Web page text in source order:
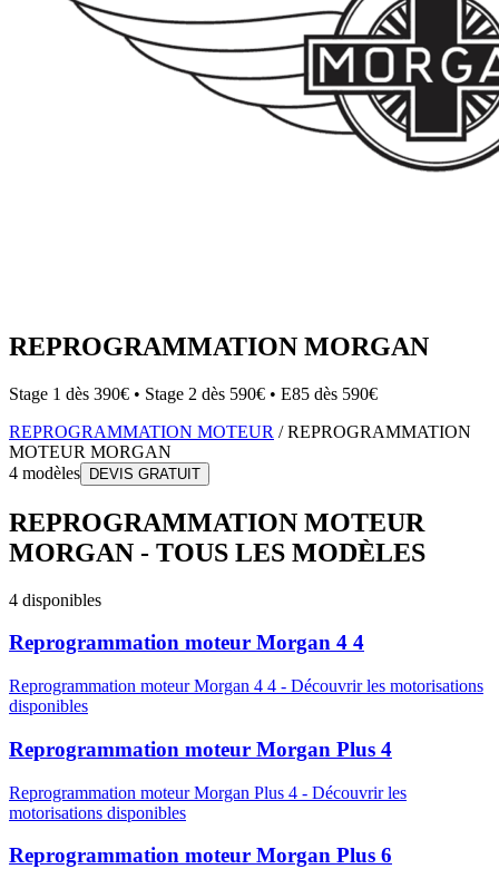
REPROGRAMMATION MORGAN
Stage 1 dès 390€ • Stage 2 dès 590€ • E85 dès 590€
REPROGRAMMATION MOTEUR /REPROGRAMMATION
MOTEUR MORGAN
4 modèles DEVIS GRATUIT
REPROGRAMMATION MOTEUR
MORGAN - TOUS LES MODÈLES
4 disponibles
Reprogrammation moteur Morgan 4 4
Reprogrammation moteurMorgan 4 4 - Découvrir les motorisations
disponibles
Reprogrammation moteur Morgan Plus 4
Reprogrammation moteurMorgan Plus 4 - Découvrir les
motorisations disponibles
Reprogrammation moteur Morgan Plus 6